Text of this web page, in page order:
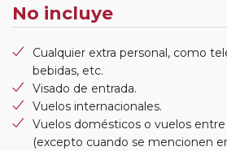
No incluye
Cualquier extra personal, como
bebidas, etc.
Visado de entrada.
Vuelos internacionales.
Vuelos domésticos o vuelos
(excepto cuando se mencionen